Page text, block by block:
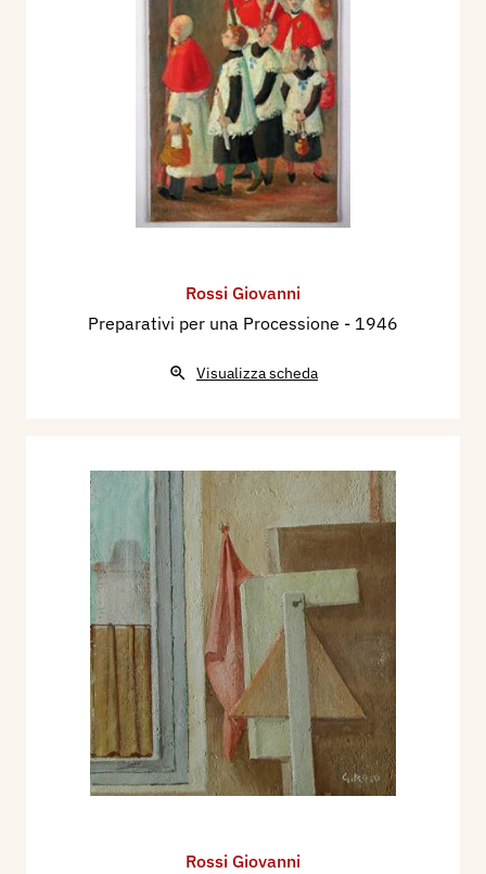
cura di Piero Collina, Famiglia Comasca, Como
Le figure storicheinLa Biblioteca
La Città – 35 anni di attività culturale
, Saronno 1989, pp.24-25.
Rossi Giovanni
Preparativi per una Processione - 1946
Visualizza scheda
Rossi Giovanni